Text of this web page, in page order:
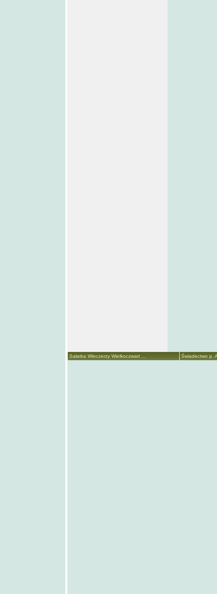
Sałatka Wieczerzy Wielkoczwart ... Świadectwo p.